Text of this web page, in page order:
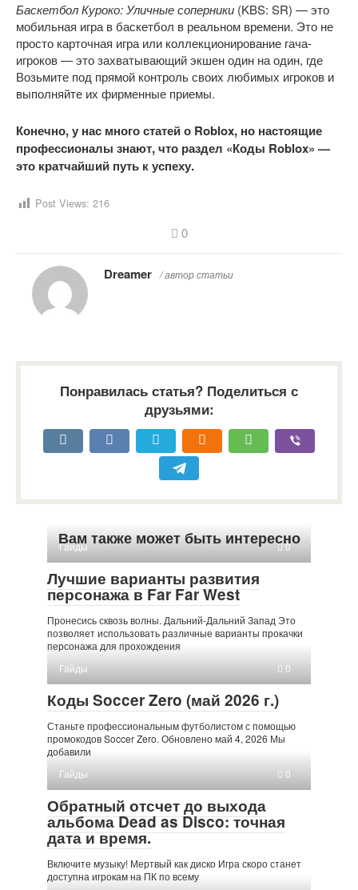
Баскетбол Куроко: Уличные соперники (KBS: SR) — это
мобильная игра в баскетбол в реальном времени. Это не
просто карточная игра или коллекционирование гача-
игроков — это захватывающий экшен один на один, где
Возьмите под прямой контроль своих любимых игроков и
выполняйте их фирменные приемы.
Конечно, у нас много статей о Roblox, но настоящие
профессионалы знают, что раздел «Коды Roblox» —
это кратчайший путь к успеху.
Post Views: 216
0
Dreamer / автор статьи
Понравилась статья? Поделиться с
друзьями:
Вам также может быть интересно
Гайды 0
Лучшие варианты развития
персонажа в Far Far West
Пронесись сквозь волны. Дальний-Дальний Запад Это
позволяет использовать различные варианты прокачки
персонажа для прохождения
Гайды
0
Коды Soccer Zero (май 2026 г.)
Станьте профессиональным футболистом с помощью
промокодов Soccer Zero. Обновлено май 4, 2026 Мы
добавили
Гайды
0
Обратный отсчет до выхода
альбома Dead as Disco: точная
дата и время.
Включите музыку! Мертвый как диско Игра скоро станет
доступна игрокам на ПК по всему